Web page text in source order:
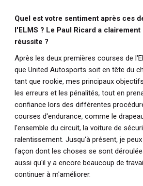
Quel est votre sentiment après ces
l'ELMS ? Le Paul Ricard a
réussite ?
Après les deux premières courses de
que United Autosports soit en tête du
tant que rookie, mes principaux
les erreurs et les pénalités, tout en
confiance lors des différentes
courses d'endurance, comme le
l'ensemble du circuit, la voiture de
ralentissement. Jusqu'à présent, je
façon dont les choses se sont
aussi qu'il y a encore beaucoup de
continuer à m'améliorer.